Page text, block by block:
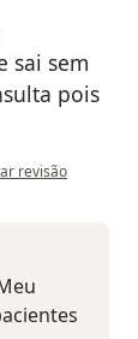
sai sem
pois
do utilizador
revisão